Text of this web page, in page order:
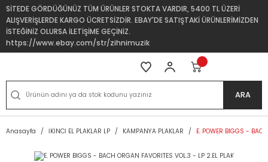
SİTEDE GÖRDÜĞÜNÜZ TÜM ÜRÜNLER STOKTA VARDIR, 5400 TL ÜZERİ
ALIŞVERİŞLERDE KARGO ÜCRETSİZDİR. EBAY'DE SATIŞTAKİ ÜRÜNLERİMİZDEN
İSTEĞİNİZ OLURSA İLETİŞİME GEÇİNİZ.
https://www.ebay.com/str/zihnimuzik
ARA
Anasayfa İKİNCİ EL PLAKLAR LP KAMPANYA PLAKLAR E. POWER BIGGS -